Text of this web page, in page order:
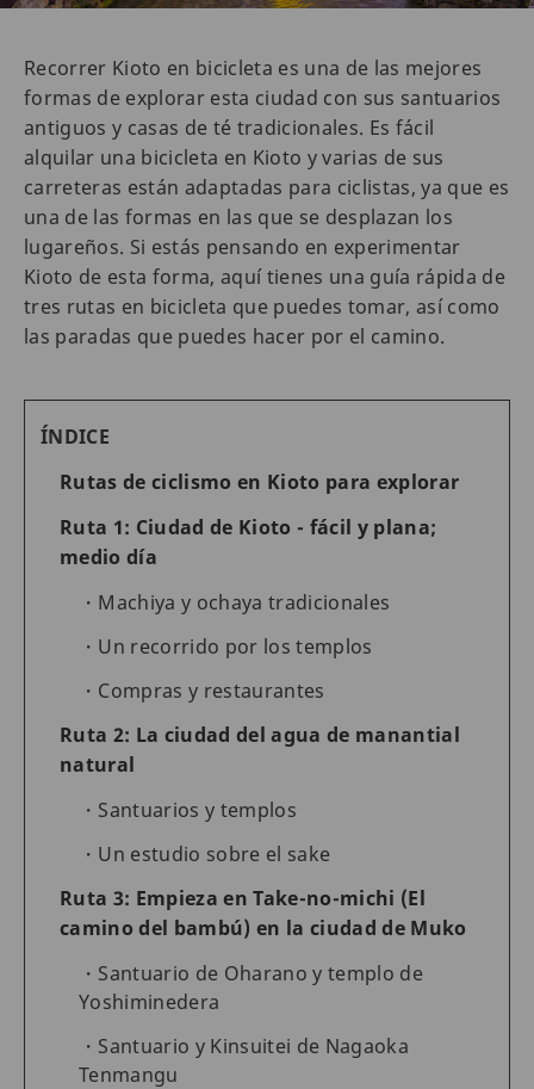
Recorrer Kioto en bicicleta es una de las mejores
formas de explorar esta ciudad con sus santuarios
antiguos y casas de té tradicionales. Es fácil
alquilar una bicicleta en Kioto y varias de sus
carreteras están adaptadas para ciclistas, ya que es
una de las formas en las que se desplazan los
lugareños. Si estás pensando en experimentar
Kioto de esta forma, aquí tienes una guía rápida de
tres rutas en bicicleta que puedes tomar, así como
las paradas que puedes hacer por el camino.
ÍNDICE
Rutas de ciclismo en Kioto para explorar
Ruta 1: Ciudad de Kioto - fácil y plana;
medio día
Machiya y ochaya tradicionales
Un recorrido por los templos
Compras y restaurantes
Ruta 2: La ciudad del agua de manantial
natural
Santuarios y templos
Un estudio sobre el sake
Ruta 3: Empieza en Take-no-michi (El
camino del bambú) en la ciudad de Muko
Santuario de Oharano y templo de
Yoshiminedera
Santuario y Kinsuitei de Nagaoka
Tenmangu